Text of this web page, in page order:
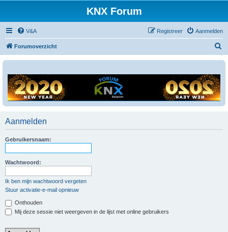
KNX Forum
V&A Aanmelden
Registreer
Forumoverzicht
Aanmelden
Gebruikersnaam:
Wachtwoord:
Ik ben mijn wachtwoord vergeten
Stuur activatie-e-mail opnieuw
Onthouden
Mij deze sessie niet weergeven in de lijst met online gebruikers